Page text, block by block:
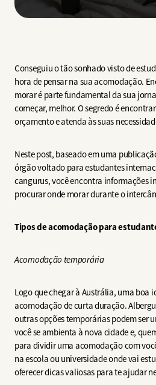
Conseguiu o tão sonhado visto de
hora de pensar na sua acomodação.
morar é parte fundamental da sua
começar, melhor. O segredo é
orçamento e atenda às suas
Neste post, baseado em uma
órgão voltado para estudantes
cangurus, você encontra informações
procurar onde morar durante o
Tipos de acomodação para
Acomodação temporária
Logo que chegar à Austrália, uma boa
acomodação de curta duração.
outras opções temporárias podem ser
você se ambienta à nova cidade e,
para dividir uma acomodação com
na escola ou universidade onde vai
oferecer dicas valiosas para te ajudar